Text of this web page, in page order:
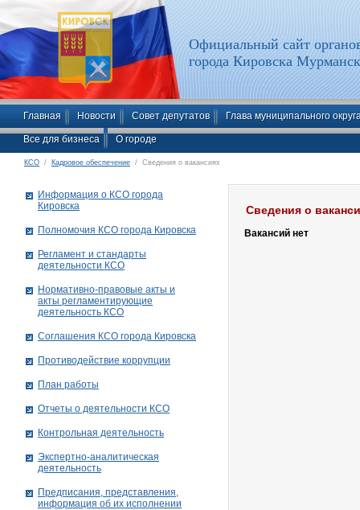
Официальный сайт
города Кировска
Главная Новости Совет депутатов Глава муниципального
Все для бизнеса О городе
КСО / Кадровое обеспечение / Сведения о вакансиях
Сведения о
Вакансий нет
Информация о КСО города
Кировска
Полномочия КСО города Кировска
Регламент и стандарты
деятельности КСО
Нормативно-правовые акты и
акты регламентирующие
деятельность КСО
Соглашения КСО города Кировска
Противодействие коррупции
План работы
Отчеты о деятельности КСО
Контрольная деятельность
Экспертно-аналитическая
деятельность
Предписания, представления,
информация об их исполнении